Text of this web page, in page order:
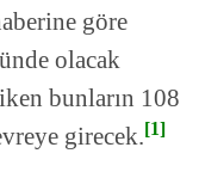
göre
olacak
bunların 108
girecek.[1]